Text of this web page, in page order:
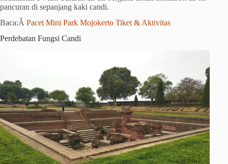
pancuran di sepanjang kaki candi.
Baca:Â Pacet Mini Park Mojokerto Tiket & Aktivitas
Perdebatan Fungsi Candi